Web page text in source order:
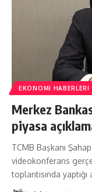
EKONOMI HABERLERI
Merkez
piyasa
TCMB Başkanı
videokonferans
toplantısında